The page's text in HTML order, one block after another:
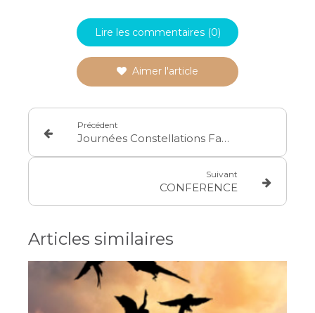
Lire les commentaires (0)
Aimer l'article
Précédent
Journées Constellations Familiales et Systémiques en Groupe
Suivant
CONFERENCE
Articles similaires